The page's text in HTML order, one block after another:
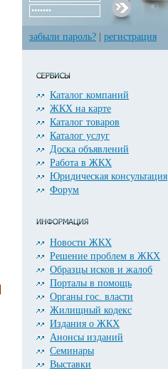
забыли пароль? регистрация
Каталог компаний
ЖКХ на карте
Каталог товаров
Каталог услуг
Доска объявлений
Работа в ЖКХ
Юридическая консультация
Форум
Новости ЖКХ
Решение проблем в ЖКХ
Образцы исков и жалоб
Порталы в помощь
Органы гос. власти
Жилищный кодекс
Издания о ЖКХ
Анонсы изданий
Семинары
Выставки